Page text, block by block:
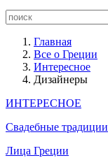
Главная
Все о Греции
Интересное
Дизайнеры
ИНТЕРЕСНОЕ
Свадебные традиции
Лица Греции